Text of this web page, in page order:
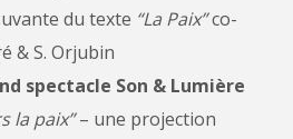
du texte “La Paix”co-
& S. Orjubin
spectacle Son & Lumière
la paix”– une projection